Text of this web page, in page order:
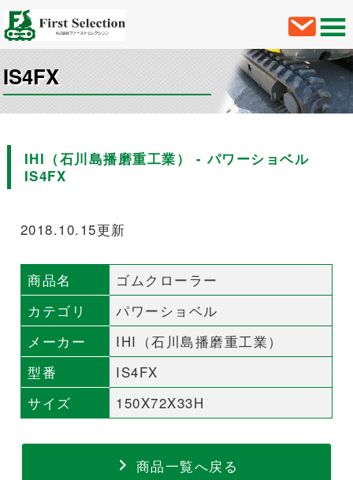
IS4FX
IHI（石川島播磨重工業） - パワーショベル
IS4FX
2018.10.15更新
商品名
ゴムクローラー
カテゴリ
パワーショベル
メーカー
IHI（石川島播磨重工業）
型番
IS4FX
サイズ
150X72X33H
商品一覧へ戻る